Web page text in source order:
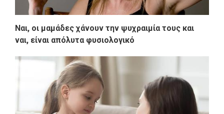
Ναι, οι μαμάδες χάνουν την ψυχραιμία τους και
ναι, είναι απόλυτα φυσιολογικό